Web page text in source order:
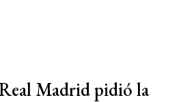
Madrid pidió la